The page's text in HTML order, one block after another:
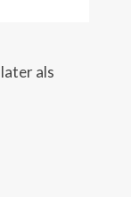
als